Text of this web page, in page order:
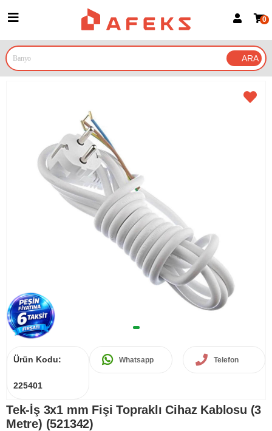
Google İle Bağlan
0
Ürün Kodu:
225401
Whatsapp Telefon
Tek-İş 3x1 mm Fişi Topraklı Cihaz Kablosu (3
Metre) (521342)